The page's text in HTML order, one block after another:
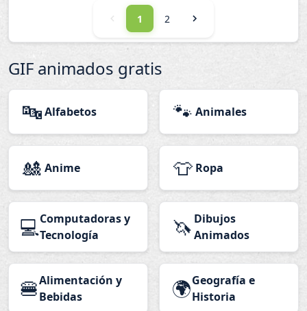
1 2
GIF animados gratis
🔤Alfabetos 🐾 Animales
🎎 Anime 👕 Ropa
💻Computadoras y
Tecnología
🦄 Dibujos
Animados
🍔Alimentación y
Bebidas
🌍Geografía e
Historia